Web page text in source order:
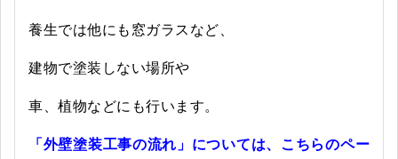
養生では他にも窓ガラスなど、
建物で塗装しない場所や
車、植物などにも行います。
「外壁塗装工事の流れ」については、こちらのペー